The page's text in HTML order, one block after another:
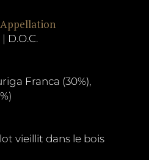
D.O.C.
Franca (30%),
vieillit dans le bois